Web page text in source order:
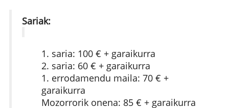
Sariak:
1. saria: 100 € + garaikurra
2. saria: 60 € + garaikurra
1. errodamendu maila: 70 € +
garaikurra
Mozorrorik onena: 85 € + garaikurra